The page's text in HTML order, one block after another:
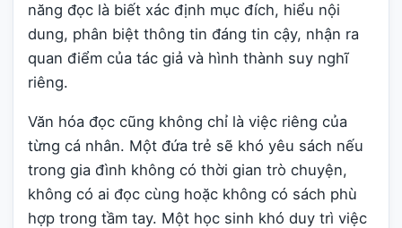
năng đọc là biết xác định mục đích, hiểu nội
dung, phân biệt thông tin đáng tin cậy, nhận ra
quan điểm của tác giả và hình thành suy nghĩ
riêng.
Văn hóa đọc cũng không chỉ là việc riêng của
từng cá nhân. Một đứa trẻ sẽ khó yêu sách nếu
trong gia đình không có thời gian trò chuyện,
không có ai đọc cùng hoặc không có sách phù
hợp trong tầm tay. Một học sinh khó duy trì việc